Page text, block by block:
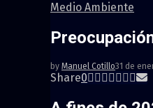
Medio Ambiente
by Manuel Cotillo31 de
Share0